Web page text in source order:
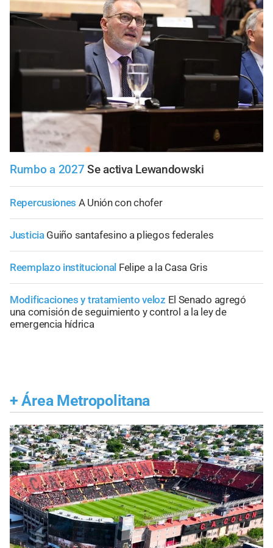
Rumbo a 2027 Se activa Lewandowski
Repercusiones A Unión con chofer
Justicia Guiño santafesino a pliegos federales
Reemplazo institucional Felipe a la Casa Gris
Modificaciones y tratamiento veloz El Senado agregó
una comisión de seguimiento y control a la ley de
emergencia hídrica
+ Área Metropolitana